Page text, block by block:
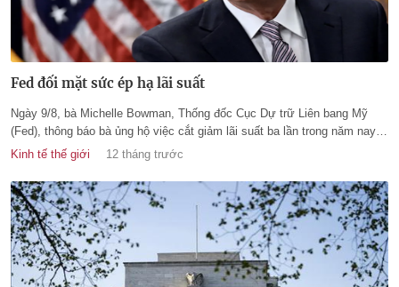
Fed đối mặt sức ép hạ lãi suất
Ngày 9/8, bà Michelle Bowman, Thống đốc Cục Dự trữ Liên bang Mỹ
(Fed), thông báo bà ủng hộ việc cắt giảm lãi suất ba lần trong năm nay.
Đồng thời bà cho biết một hội nghị ngân hàng cộng đồng sẽ được tổ
Kinh tế thế giới 12 tháng trước